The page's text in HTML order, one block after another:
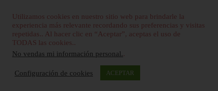
Idaira, @yamilquijada1
Utilizamos cookies en nuestro sitio web para brindarle la
experiencia más relevante recordando sus preferencias y visitas
repetidas.. Al hacer clic en “Aceptar”, aceptas el uso de
TODAS las cookies..
No vendas mi información personal..
Configuración de cookies ACEPTAR